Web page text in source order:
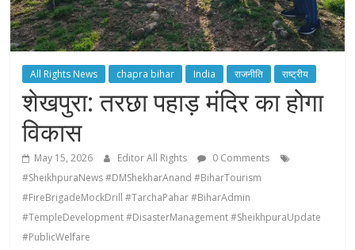
All Rights News chapra bihar India राजनीति राष्ट्रीय
शेखपुरा: तरछा पहाड़ मंदिर का होगा
विकास
May 15, 2026 Editor All Rights
0 Comments
#SheikhpuraNews #DMShekharAnand #BiharTourism
#FireBrigadeMockDrill #TarchaPahar #BiharAdmin
#TempleDevelopment #DisasterManagement #SheikhpuraUpdate
#PublicWelfare